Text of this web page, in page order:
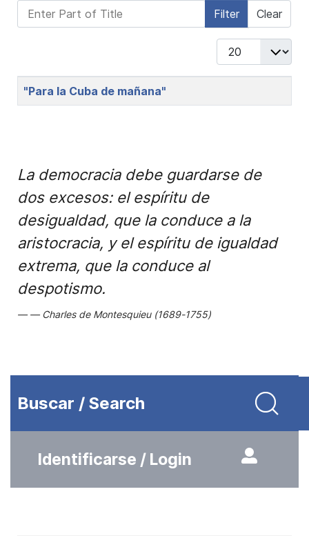
Enter Part of Title Filter Clear
Display #
Title
"Para la Cuba de mañana"
La democracia debe guardarse de
dos excesos: el espíritu de
desigualdad, que la conduce a la
aristocracia, y el espíritu de igualdad
extrema, que la conduce al
despotismo.
Charles de Montesquieu (1689-1755)
Buscar / Search
Identificarse / Login